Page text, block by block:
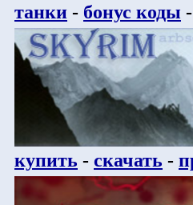
танки - бонус коды -
купить - скачать -